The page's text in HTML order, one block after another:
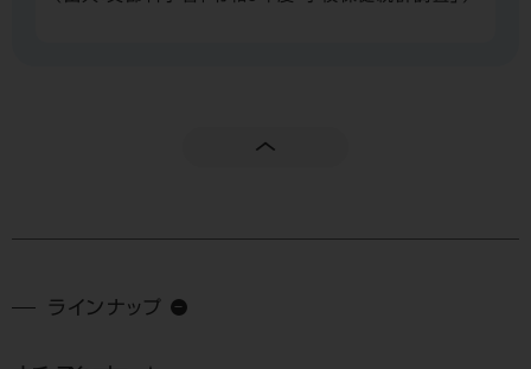
ラインナップ